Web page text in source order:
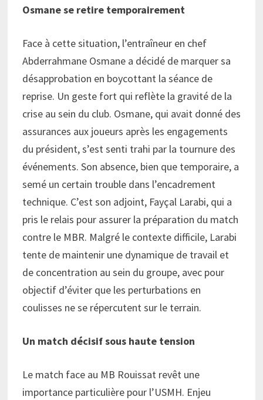
Osmane se retire temporairement
Face à cette situation, l’entraîneur en chef
Abderrahmane Osmane a décidé de marquer sa
désapprobation en boycottant la séance de
reprise. Un geste fort qui reflète la gravité de la
crise au sein du club. Osmane, qui avait donné des
assurances aux joueurs après les engagements
du président, s’est senti trahi par la tournure des
événements. Son absence, bien que temporaire, a
semé un certain trouble dans l’encadrement
technique. C’est son adjoint, Fayçal Larabi, qui a
pris le relais pour assurer la préparation du match
contre le MBR. Malgré le contexte difficile, Larabi
tente de maintenir une dynamique de travail et
de concentration au sein du groupe, avec pour
objectif d’éviter que les perturbations en
coulisses ne se répercutent sur le terrain.
Un match décisif sous haute tension
Le match face au MB Rouissat revêt une
importance particulière pour l’USMH. Enjeu